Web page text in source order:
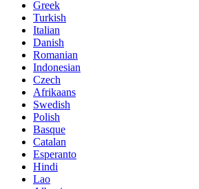
Greek
Turkish
Italian
Danish
Romanian
Indonesian
Czech
Afrikaans
Swedish
Polish
Basque
Catalan
Esperanto
Hindi
Lao